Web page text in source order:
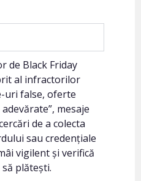
de Black Friday
al infractorilor
uri false, oferte
mesaje
de a colecta
sau credențiale
vigilent și verifică
plătești.